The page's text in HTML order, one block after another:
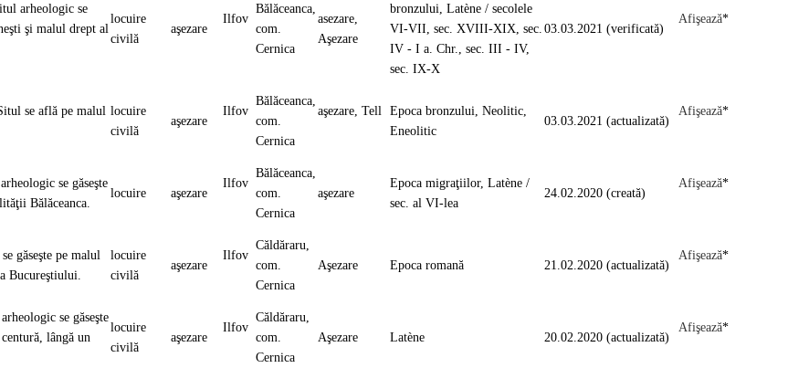
arheologic se
şi malul drept al
locuire
civilă
aşezare
Ilfov
Bălăceanca,
com.
Cernica
asezare,
Aşezare
bronzului, Latène / secolele
VI-VII, sec. XVIII-XIX, sec.
IV - I a. Chr., sec. III - IV,
sec. IX-X
03.03.2021 (verificată)
Afişează*
se află pe malul locuire
civilă
aşezare
Ilfov
Bălăceanca,
com.
Cernica
aşezare, Tell
Epoca bronzului, Neolitic,
Eneolitic
03.03.2021 (actualizată)
Afişează*
se găseşte
Bălăceanca.
locuire aşezare
Ilfov
Bălăceanca,
com.
Cernica
aşezare
Epoca migraţiilor, Latène /
sec. al VI-lea
24.02.2020 (creată)
Afişează*
găseşte pe malul
Bucureştiului.
locuire
civilă
aşezare
Ilfov
Căldăraru,
com.
Cernica
Aşezare Epoca romană 21.02.2020 (actualizată)
Afişează*
se găseşte
lângă un
locuire
civilă
aşezare
Ilfov
Căldăraru,
com.
Cernica
Aşezare Latène 20.02.2020 (actualizată)
Afişează*